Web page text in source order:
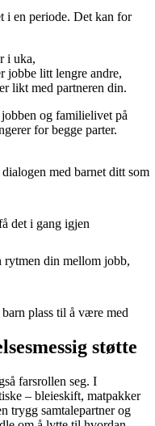
i en periode. Det kan for
i uka,
jobbe litt lengre andre,
likt med partneren din.
og familielivet på
for begge parter.
med barnet ditt som
det i gang igjen
rytmen din mellom jobb,
plass til å være med
støtte
farsrollen seg. I
– bleieskift, matpakker
trygg samtalepartner og